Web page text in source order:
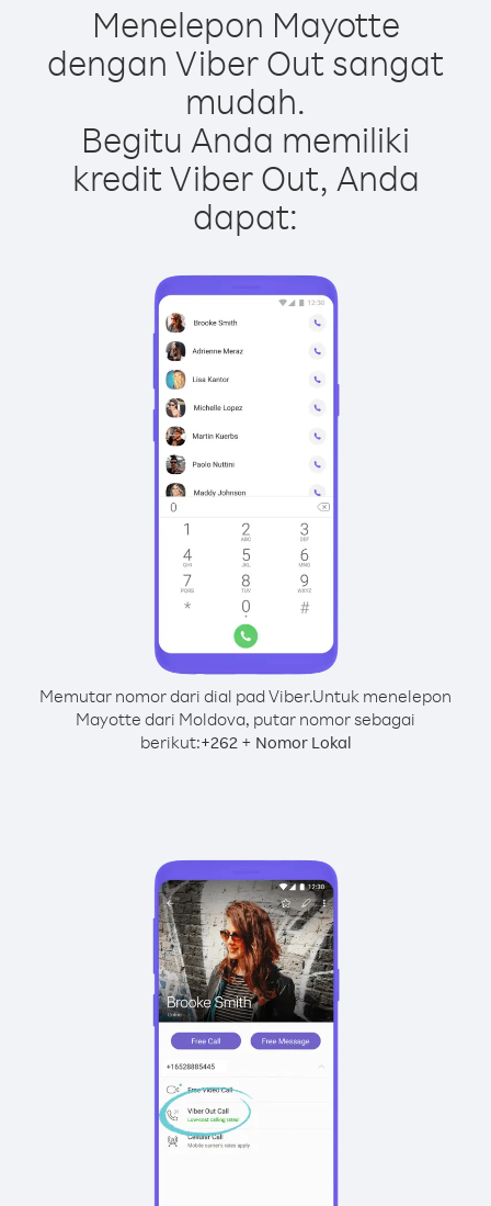
Menelepon Mayotte
dengan Viber Out sangat
mudah.
Begitu Anda memiliki
kredit Viber Out, Anda
dapat:
Memutar nomor dari dial pad Viber.Untuk menelepon
Mayotte dari Moldova, putar nomor sebagai
berikut:+262+ Nomor Lokal